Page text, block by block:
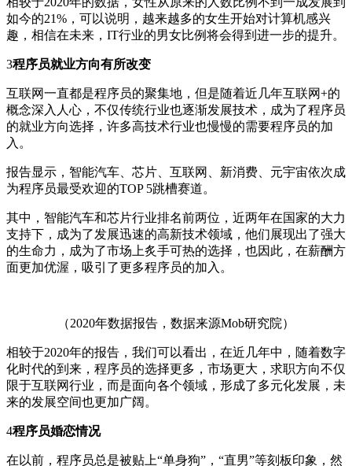
如今的21%，可以说明，越来越多的女生开始对计算机感兴
趣，相信在未来，IT行业的男女比例将会得到进一步的提升。
3程序员就业方向有所改变
互联网一直都是程序员的聚集地，但是随着近几年互联网+的
概念深入人心，不仅传统行业也逐渐发展技术，成为了程序员
的就业方向选择，许多高技术行业也慢慢的需要程序员的加
入。
报告显示，智能汽车、芯片、互联网、新消费、元宇宙依次成
为程序员最受欢迎的TOP 5跳槽赛道。
其中，智能汽车和芯片行业排名前两位，近两年在国家的大力
支持下，成为了发展迅速的高新技术领域，他们展现出了强大
的生命力，成为了市场上炙手可热的选择，也因此，在薪酬方
面更加优渥，吸引了更多程序员的加入。
（2020年数据报告，数据来源Mob研究院）
相较于2020年的报告，我们可以看出，在近几年中，随着数字
化时代的到来，程序员的选择更多，市场更大，求职方向不仅
限于互联网行业，而是面向各个领域，形成了多元化发展，未
来的发展空间也更加广阔。
4程序员婚恋情况
在以前，程序员总是被贴上“单身狗”，“直男”等刻板印象，然